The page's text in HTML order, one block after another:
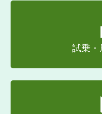
試乗・